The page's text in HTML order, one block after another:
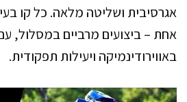
אגרסיבית ושליטה מלאה. כל קו
אחת – ביצועים מרביים במסלול,
באווירודינמיקה ויעילות תפקודית.